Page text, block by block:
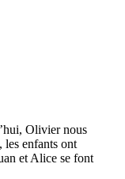
Olivier nous
les enfants ont
et Alice se font